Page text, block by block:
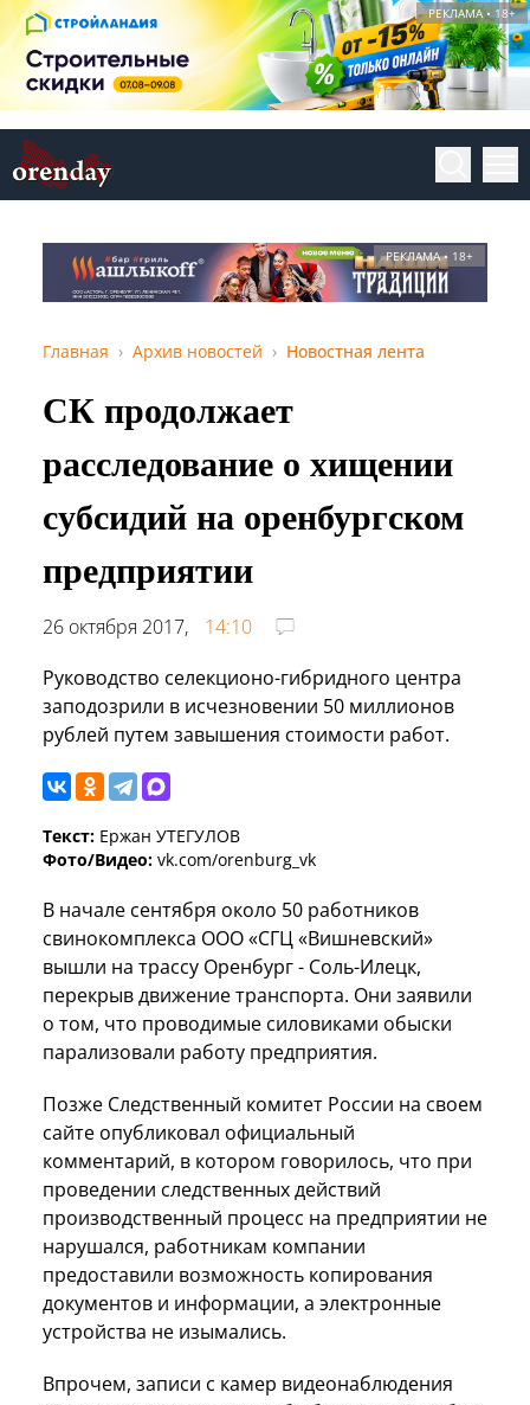
РЕКЛАМА • 18+
РЕКЛАМА • 18+
Главная Архив новостей Новостная лента
СК продолжает
расследование о хищении
субсидий на оренбургском
предприятии
26 октября 2017,
14:10
Руководство селекционо-гибридного центра
заподозрили в исчезновении 50 миллионов
рублей путем завышения стоимости работ.
Текст: Ержан УТЕГУЛОВ
Фото/Видео: vk.com/orenburg_vk
В начале сентября около 50 работников
свинокомплекса ООО «СГЦ «Вишневский»
вышли на трассу Оренбург - Соль-Илецк,
перекрыв движение транспорта. Они заявили
о том, что проводимые силовиками обыски
парализовали работу предприятия.
Позже Следственный комитет России на своем
сайте опубликовал официальный
комментарий, в котором говорилось, что при
проведении следственных действий
производственный процесс на предприятии не
нарушался, работникам компании
предоставили возможность копирования
документов и информации, а электронные
устройства не изымались.
Впрочем, записи с камер видеонаблюдения